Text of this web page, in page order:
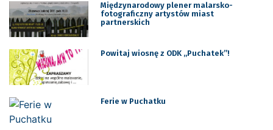
Międzynarodowy plener malarsko-
fotograficzny artystów miast
partnerskich
Powitaj wiosnę z ODK ,,Puchatek”!
Ferie w Puchatku